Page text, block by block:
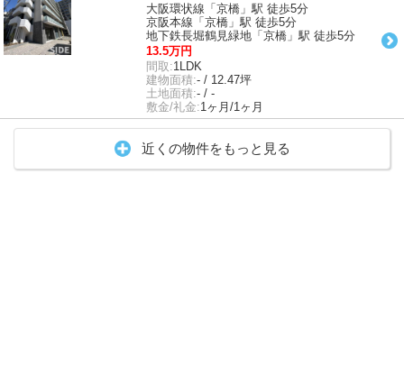
大阪環状線「京橋」駅 徒歩5分
京阪本線「京橋」駅 徒歩5分
地下鉄長堀鶴見緑地「京橋」駅 徒歩5分
13.5万円
間取:1LDK
建物面積:- / 12.47坪
土地面積:- / -
敷金/礼金:1ヶ月/1ヶ月
近くの物件をもっと見る